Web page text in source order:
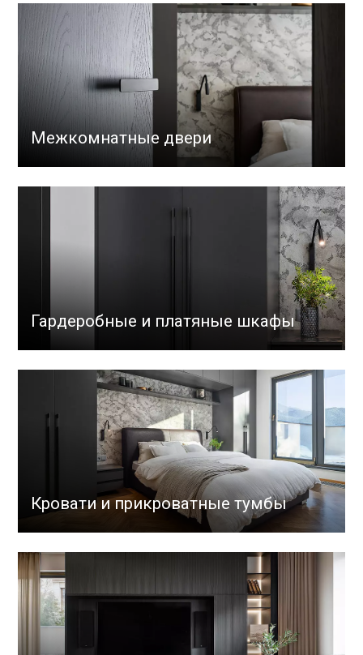
Межкомнатные двери
Гардеробные и платяные шкафы
Кровати и прикроватные тумбы